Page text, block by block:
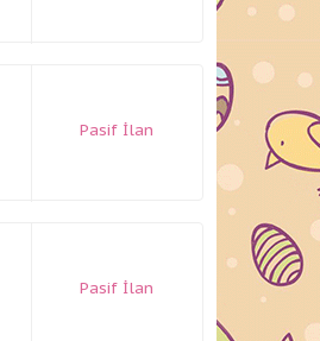
Pasif İlan
Pasif İlan